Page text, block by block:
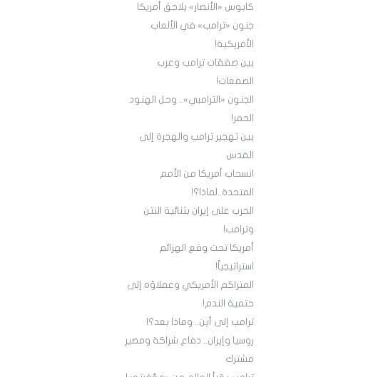
كابوس «الأنصار» يلاحق أمريكا
جنون «ترامب» في الألعاب
الأمريكية!
بين صفقات ترامب وعرب
الصفعات!
الجنون «الترامبي».. وحل الهنود
الحمر!
بين تهجير ترامب والهجرة إلى
القدس
انسحاب أمريكا من الأمم
المتحدة..لماذا؟!
الحرب على إيران بثنائية النتن
وترامب!
أمريكا تحت وقع الهزائم
استراتيجياً!
المتراكم الأمريكي وعملاؤه إلى
حتمية الندم!
ترامب إلى أين.. وماذا بعد؟!
روسيا وإيران.. دفاع شراكة ومصير
مشترك